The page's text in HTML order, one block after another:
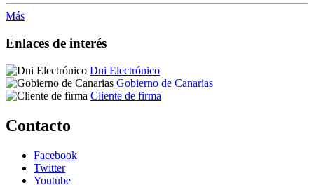
Más
Enlaces de interés
Dni Electrónico
Gobierno de Canarias
Cliente de firma
Contacto
Facebook
Twitter
Youtube